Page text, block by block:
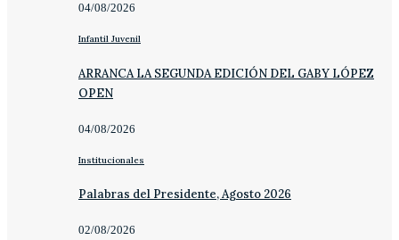
04/08/2026
Infantil Juvenil
ARRANCA LA SEGUNDA EDICIÓN DEL GABY LÓPEZ
OPEN
04/08/2026
Institucionales
Palabras del Presidente, Agosto 2026
02/08/2026